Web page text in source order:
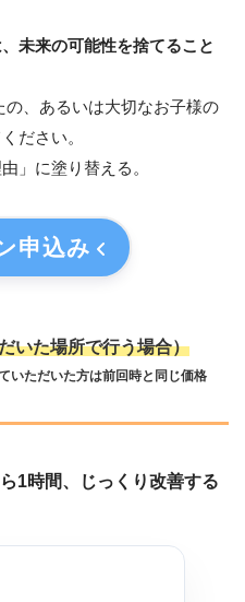
未来の可能性を捨てること
の、あるいは大切なお子様の
ださい。
」に塗り替える。
申込み
いた場所で行う場合）
いただいた方は前回時と同じ価格
1時間、じっくり改善する